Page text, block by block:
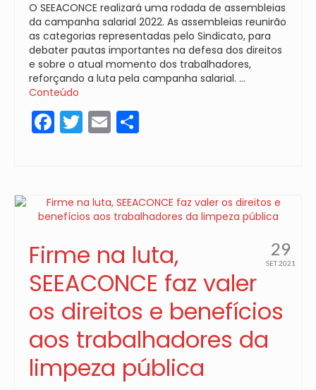
O SEEACONCE realizará uma rodada de assembleias
da campanha salarial 2022. As assembleias reunirão
as categorias representadas pelo Sindicato, para
debater pautas importantes na defesa dos direitos
e sobre o atual momento dos trabalhadores,
reforçando a luta pela campanha salarial. …
Conteúdo
Facebook
Twitter
Email
29
SET 2021
Firme na luta,
SEEACONCE faz valer
os direitos e benefícios
aos trabalhadores da
limpeza pública